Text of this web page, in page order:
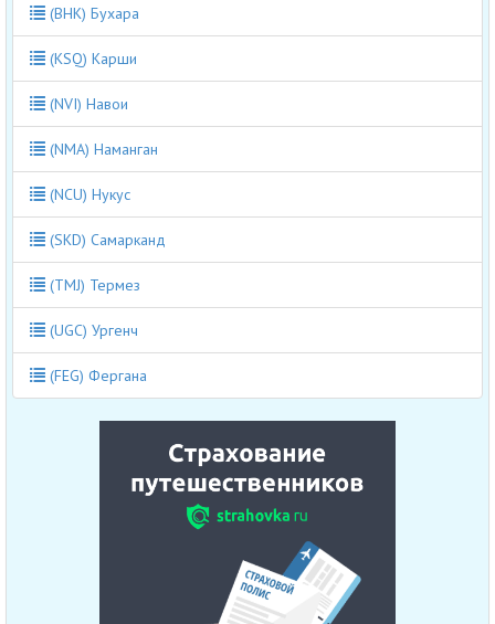
(BHK) Бухара
(KSQ) Карши
(NVI) Навои
(NMA) Наманган
(NCU) Нукус
(SKD) Самарканд
(TMJ) Термез
(UGC) Ургенч
(FEG) Фергана